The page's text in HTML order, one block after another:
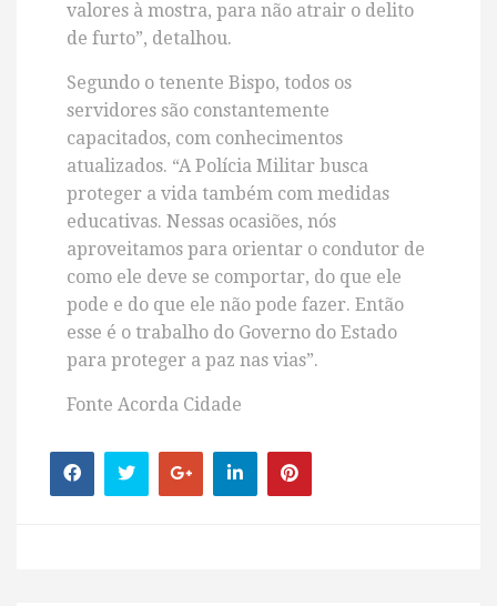
valores à mostra, para não atrair o delito
de furto”, detalhou.
Segundo o tenente Bispo, todos os
servidores são constantemente
capacitados, com conhecimentos
atualizados. “A Polícia Militar busca
proteger a vida também com medidas
educativas. Nessas ocasiões, nós
aproveitamos para orientar o condutor de
como ele deve se comportar, do que ele
pode e do que ele não pode fazer. Então
esse é o trabalho do Governo do Estado
para proteger a paz nas vias”.
Fonte Acorda Cidade